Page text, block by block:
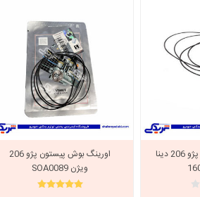
خودروهای چینی
اورینگ بوش پیستون پژو 206 دینا
اورینگ بوش پیستون پژو 206
ویژن SOA0089